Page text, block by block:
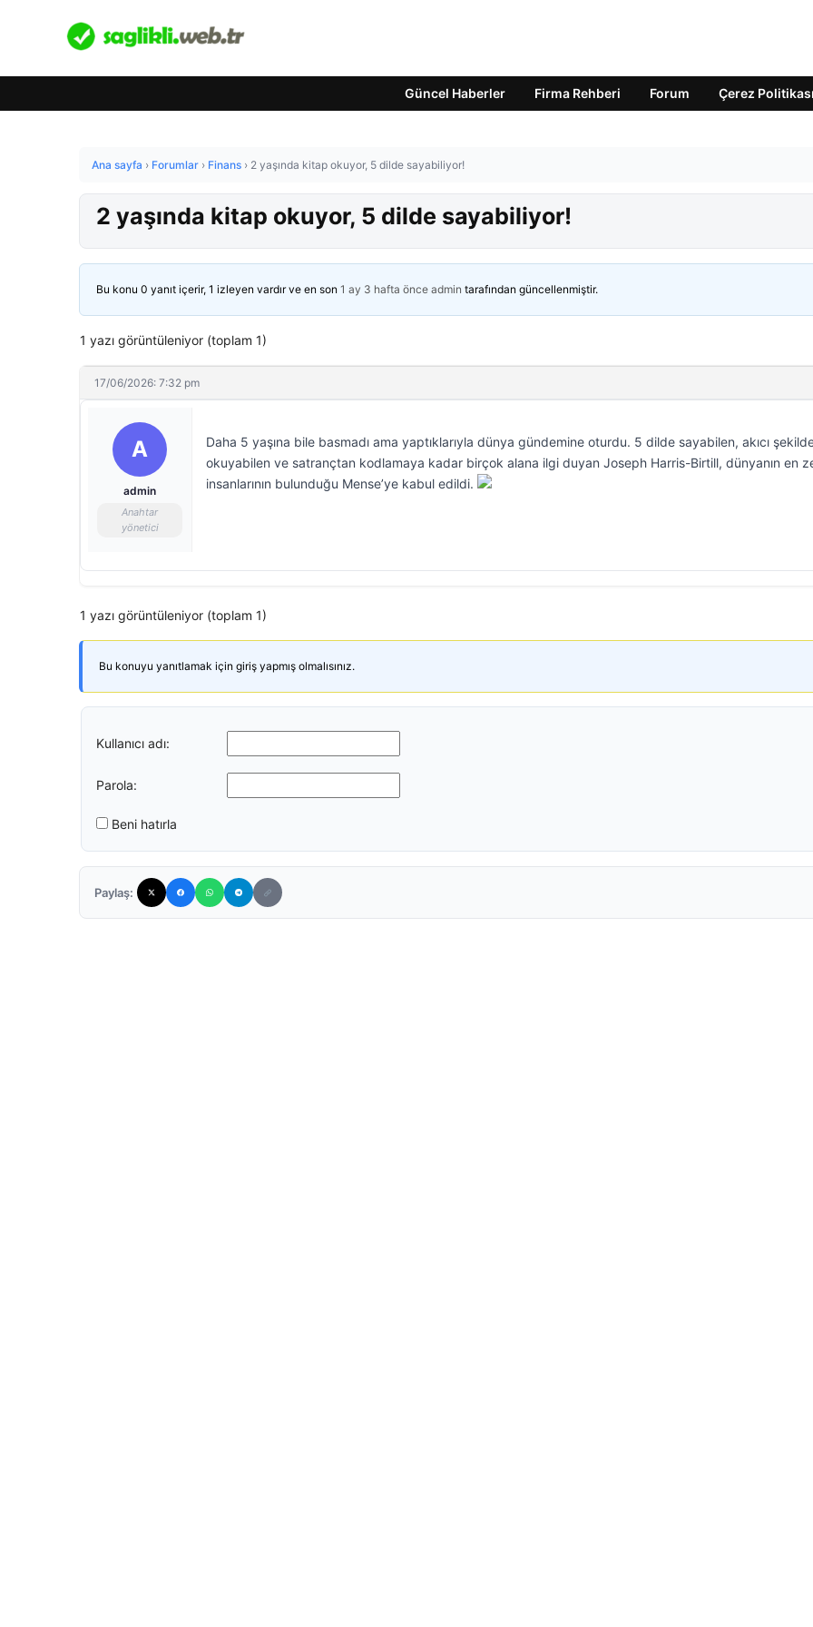
Güncel Haberler Firma Rehberi Forum Çerez Politikası
Ana sayfa › Forumlar › Finans › 2 yaşında kitap okuyor, 5 dilde sayabiliyor!
2 yaşında kitap okuyor, 5 dilde sayabiliyor!
Bu konu 0 yanıt içerir, 1 izleyen vardır ve en son 1 ay 3 hafta önce admin tarafından güncellenmiştir.
1 yazı görüntüleniyor (toplam 1)
17/06/2026: 7:32 pm
A
admin
Anahtar
yönetici
Daha 5 yaşına bile basmadı ama yaptıklarıyla dünya gündemine oturdu. 5 dilde sayabilen, akıcı
okuyabilen ve satrançtan kodlamaya kadar birçok alana ilgi duyan Joseph Harris-Birtill, dünyanın en
insanlarının bulunduğu Mense’ye kabul edildi.
1 yazı görüntüleniyor (toplam 1)
Bu konuyu yanıtlamak için giriş yapmış olmalısınız.
Kullanıcı adı:
Parola:
Beni hatırla
Paylaş: